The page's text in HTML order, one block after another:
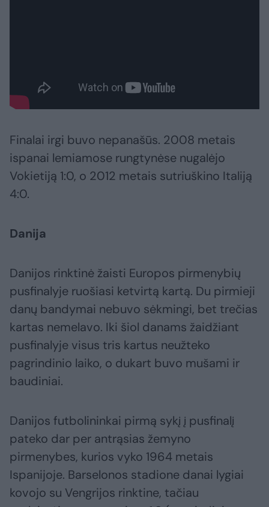
Finalai irgi buvo nepanašūs. 2008 metais
ispanai lemiamose rungtynėse nugalėjo
Vokietiją 1:0, o 2012 metais sutriuškino Italiją
4:0.
Danija
Danijos rinktinė žaisti Europos pirmenybių
pusfinalyje ruošiasi ketvirtą kartą. Du pirmieji
danų bandymai nebuvo sėkmingi, bet trečias
kartas nemelavo. Iki šiol danams žaidžiant
pusfinalyje visus tris kartus neužteko
pagrindinio laiko, o dukart buvo mušami ir
baudiniai.
Danijos futbolininkai pirmą sykį į pusfinalį
pateko dar per antrąsias žemyno
pirmenybes, kurios vyko 1964 metais
Ispanijoje. Barselonos stadione danai lygiai
kovojo su Vengrijos rinktine, tačiau